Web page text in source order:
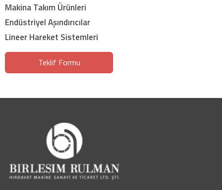
Makina Takım Ürünleri
Endüstriyel Aşındırıcılar
Lineer Hareket Sistemleri
Teklif Formu